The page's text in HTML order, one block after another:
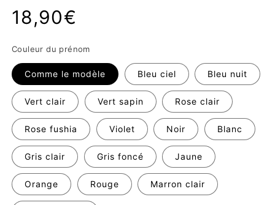
Prix
habituel
18,90€
Couleur du prénom
Comme le modèle Bleu ciel Bleu nuit
Vert clair Vert sapin Rose clair
Rose fushia Violet Noir Blanc
Gris clair Gris foncé Jaune
Orange Rouge Marron clair